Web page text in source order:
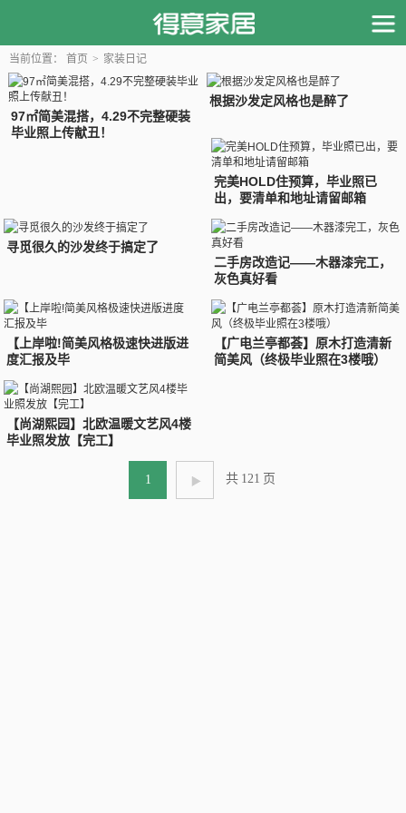
当前位置： 首页 > 家装日记
97㎡简美混搭，4.29不完整硬装
毕业照上传献丑！
根据沙发定风格也是醉了
完美HOLD住预算，毕业照已
出，要清单和地址请留邮箱
寻觅很久的沙发终于搞定了
二手房改造记——木器漆完工，
灰色真好看
【上岸啦!简美风格极速快进版进
度汇报及毕
【广电兰亭都荟】原木打造清新
简美风（终极毕业照在3楼哦）
【尚湖熙园】北欧温暖文艺风4楼
毕业照发放【完工】
1 共 121 页